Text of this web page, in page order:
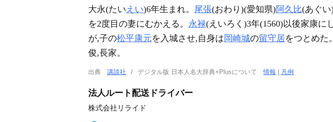
大永(たい えい)6年生まれ。 尾張(おわり)(愛知県)阿久比(あぐい
を2度目の妻にむかえる。 永禄(えいろく)3年(1560)以後家康に
が,子の松平康元を入城させ,自身は 岡崎城の留守居をつとめた
俊,長家。
出典 講談社 デジタル版 日本人名大辞典+Plusについて情報 凡例
法人ルート配送ドライバー
株式会社リライド